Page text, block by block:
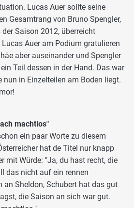
Lucas Auer sollte seine
Gesamtrang von Bruno Spengler,
Saison 2012, überreicht
Auer am Podium gratulieren
aber auseinander und Spengler
Teil dessen in der Hand. Das war
nun in Einzelteilen am Boden liegt.
machtlos"
ein paar Worte zu diesem
hat de Titel nur knapp
mit Würde: "Ja, du hast recht, die
das nicht auf ein rennen
an Sheldon, Schubert hat das gut
die Saison an sich war gut.